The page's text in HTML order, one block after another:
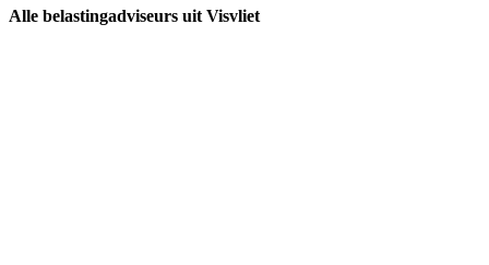
Alle belastingadviseurs uit Visvliet